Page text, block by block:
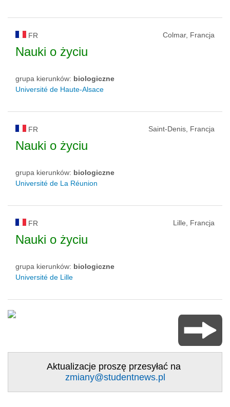
FR Colmar, Francja
Nauki o życiu
grupa kierunków: biologiczne
Université de Haute-Alsace
FR Saint-Denis, Francja
Nauki o życiu
grupa kierunków: biologiczne
Université de La Réunion
FR Lille, Francja
Nauki o życiu
grupa kierunków: biologiczne
Université de Lille
Aktualizacje proszę przesyłać na
zmiany@studentnews.pl